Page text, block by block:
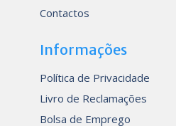
Contactos
Informações
Política de Privacidade
Livro de Reclamações
Bolsa de Emprego